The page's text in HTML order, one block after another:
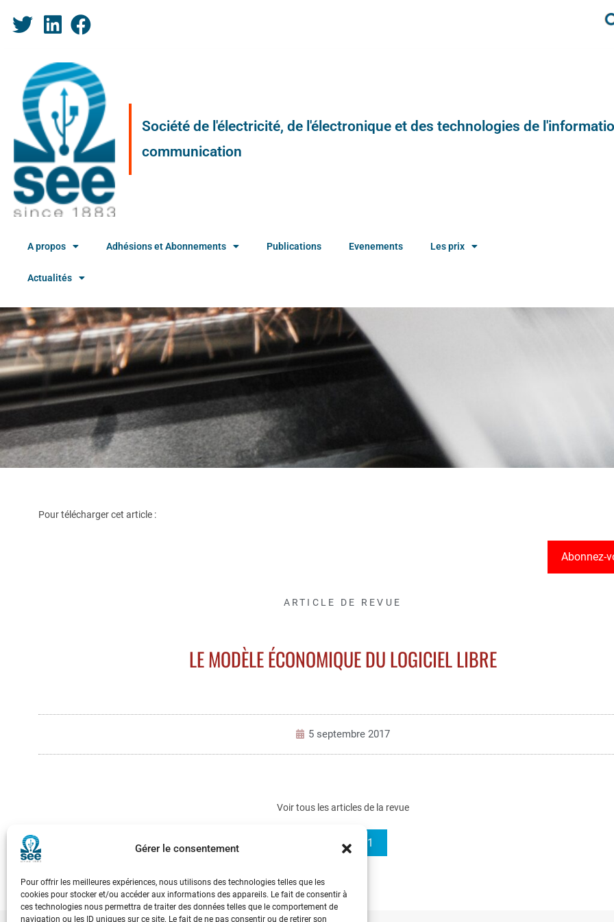
Gérer le consentement
Pour offrir les meilleures expériences, nous utilisons des technologies telles que les
cookies pour stocker et/ou accéder aux informations des appareils. Le fait de consentir à
ces technologies nous permettra de traiter des données telles que le comportement de
navigation ou les ID uniques sur ce site. Le fait de ne pas consentir ou de retirer son
Société de l'électricité, de l'électronique et des technologies de
communication
A propos Adhésions et Abonnements Publications Evenements Les prix
Actualités
Pour télécharger cet article :
Abonnez-
ARTICLE DE REVUE
LE MODÈLE ÉCONOMIQUE DU LOGICIEL LIBRE
5 septembre 2017
Voir tous les articles de la revue
REE 2005-11